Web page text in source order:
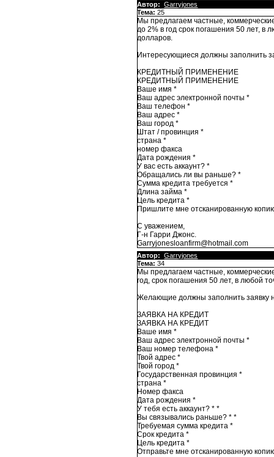
Автор:
Garryjones
Тема: 25
Мы предлагаем частные,
до 2% в год срок погашения 50 лет,
долларов.
Интересующиеся должны заполнить
КРЕДИТНЫЙ ПРИМЕНЕНИЕ
КРЕДИТНЫЙ ПРИМЕНЕНИЕ
Ваше имя *
Ваш адрес электронной почты *
Ваш телефон *
Ваш адрес *
Ваш город *
Штат / провинция *
страна *
номер факса
Дата рождения *
У вас есть аккаунт? *
Обращались ли вы раньше? *
Сумма кредита требуется *
Длина займа *
Цель кредита *
Пришлите мне отсканированную
С уважением,
Г-н Гарри Джонс.
Garryjonesloanfirm@hotmail.com
Автор:
Garryjones
Тема: 34
Мы предлагаем частные,
год, срок погашения 50 лет, в любой
Желающие должны заполнить заявку
ЗАЯВКА НА КРЕДИТ
ЗАЯВКА НА КРЕДИТ
Ваше имя *
Ваш адрес электронной почты *
Ваш номер телефона *
Твой адрес *
Твой город *
Государственная провинция *
страна *
Номер факса
Дата рождения *
У тебя есть аккаунт? * *
Вы связывались раньше? * *
Требуемая сумма кредита *
Срок кредита *
Цель кредита *
Отправьте мне отсканированную